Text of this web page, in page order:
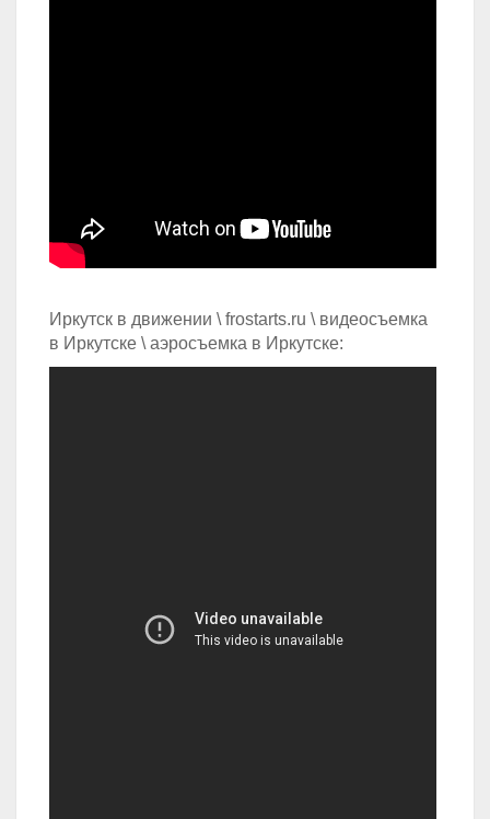
Иркутск в движении \ frostarts.ru \ видеосъемка
в Иркутске \ аэросъемка в Иркутске: